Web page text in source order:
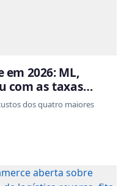
2026: ML,
com as taxas
dos quatro maiores